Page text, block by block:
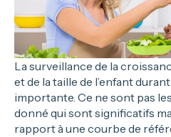
La surveillance de la
et de la taille de l’enfant
importante. Ce ne sont pas
donné qui sont significatifs
rapport à une courbe de